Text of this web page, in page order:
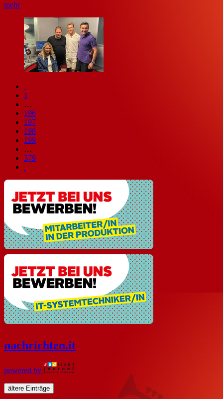
mehr
1
…
196
197
198
199
…
379
nachrichten.it
powered by
ältere Einträge